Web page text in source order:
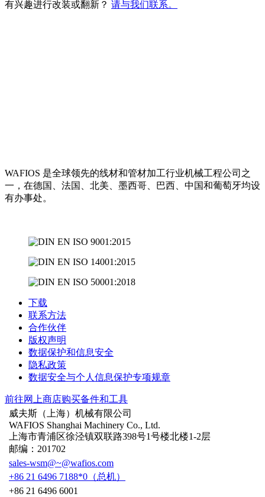
有兴趣进行改装或翻新？ 请与我们联系。
WAFIOS 是全球领先的线材和管材加工行业机械工程公司之
一，在德国、法国、北美、墨西哥、巴西、中国和葡萄牙均设
有办事处。
下载
联系方法
合作伙伴
版权声明
数据保护和信息安全
隐私政策
数据安全与个人信息保护专项规章
前往网上商店购买备件和工具
威夫斯（上海）机械有限公司
WAFIOS Shanghai Machinery Co., Ltd.
上海市青浦区徐泾镇双联路398号1号楼北楼1-2层
邮编：201702
sales-wsm@~@wafios.com
+86 21 6496 7188*0（总机）
+86 21 6496 6001